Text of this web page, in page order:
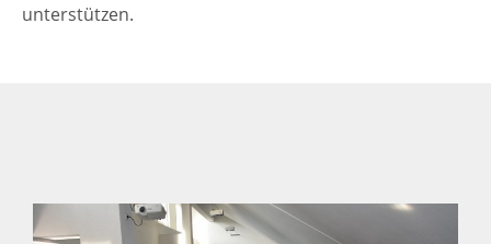
unterstützen.